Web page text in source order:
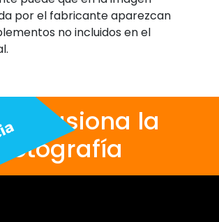
por el fabricante aparezcan
no incluidos en el
apasiona la
fotografía